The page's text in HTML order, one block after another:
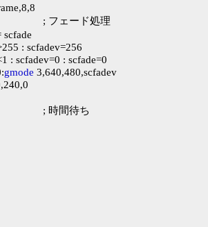
: scfadev=256
: scfadev=0 : scfade=0
gmode 3,640,480,scfadev